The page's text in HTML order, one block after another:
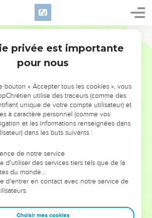
PAS L’ÉVÉNEMENT
DE L’ANNÉE !
POUVAIENT VOUS ÉVITER LES
VOTRES ?
Mais on voit moins les doutes, les erreurs
qu'ils ont traversés, alors même que ce
elles qui les ont façonnés.
leaders, entrepreneurs, et responsables
avec plus de sagesse afin que leurs erreurs
privée est importante
pour nous
bouton « Accepter tous les cookies », vous
utilise des traceurs (comme des
unique de votre compte utilisateur) et
à caractère personnel (comme vos
et les informations renseignées dans
dans les buts suivants :
de notre service
d'utiliser des services tiers tels que de la
du monde…
d'entrer en contact avec notre service de
Choisir mes cookies